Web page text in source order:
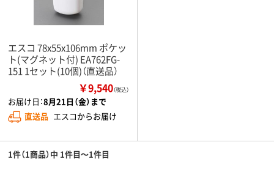
エスコ 78x55x106mm ポケッ
ト(マグネット付) EA762FG-
151 1セット(10個)（直送品）
￥9,540（税込）
お届け日：8月21日（金）まで
直送品 エスコからお届け
1件（1商品）中 1件目～1件目